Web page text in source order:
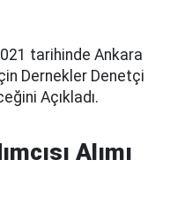
tarihinde Ankara
Dernekler Denetçi
Açıkladı.
Alımı